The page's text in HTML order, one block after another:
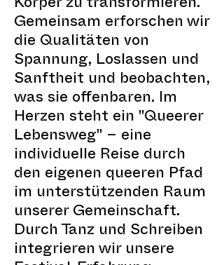
Körper zu transformieren.
Gemeinsam erforschen wir
die Qualitäten von
Spannung, Loslassen und
Sanftheit und beobachten,
was sie offenbaren. Im
Herzen steht ein "Queerer
Lebensweg" – eine
individuelle Reise durch
den eigenen queeren Pfad
im unterstützenden Raum
unserer Gemeinschaft.
Durch Tanz und Schreiben
integrieren wir unsere